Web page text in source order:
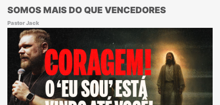
SOMOS MAIS DO QUE VENCEDORES
Pastor Jack